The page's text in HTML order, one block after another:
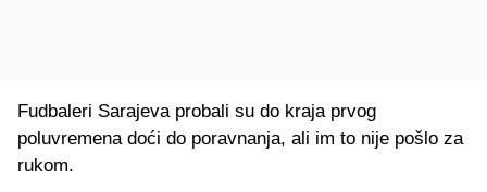
Fudbaleri Sarajeva probali su do kraja prvog
poluvremena doći do poravnanja, ali im to nije pošlo za
rukom.